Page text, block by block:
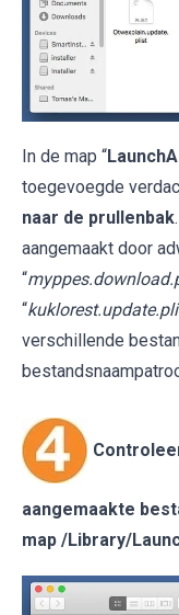
In de map “
toegevoegde
naar de prullenbak
aangemaakt door
“
“
verschillende
aangemaakte
map /Library/